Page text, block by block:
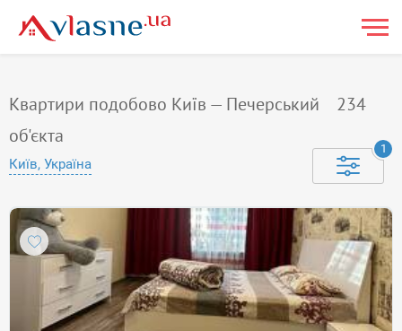
Квартири подобово Київ — Печерський
234
об'єкта
Київ, Україна
1